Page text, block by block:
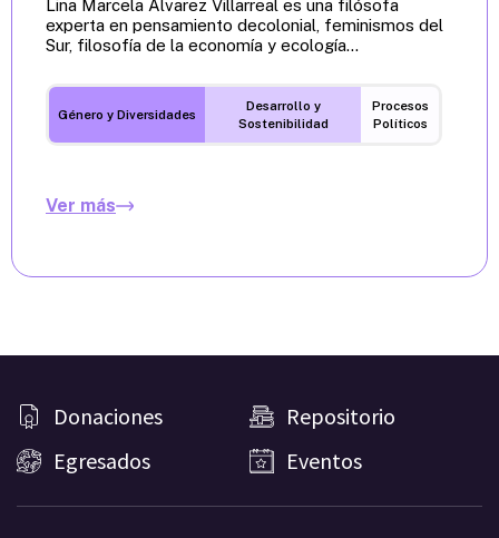
Lina Marcela Alvarez Villarreal es una filósofa
experta en pensamiento decolonial, feminismos del
Sur, filosofía de la economía y ecología...
Género y Diversidades
Desarrollo y
Sostenibilidad
Procesos
Políticos
Ver más
Donaciones
Repositorio
Egresados
Eventos